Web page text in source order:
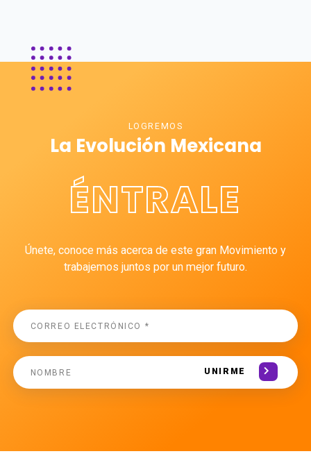
LOGREMOS
La Evolución Mexicana
ÉNTRALE
Únete, conoce más acerca de este gran Movimiento y
trabajemos juntos por un mejor futuro.
UNIRME